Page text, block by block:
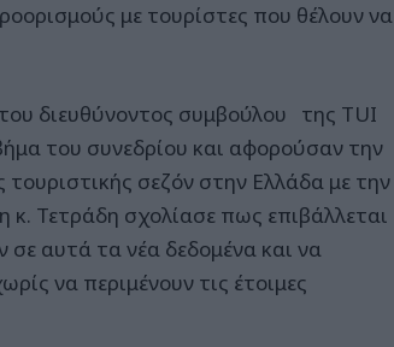
με τουρίστες που θέλουν να
διευθύνοντος συμβούλου της TUI
του συνεδρίου και αφορούσαν την
σεζόν στην Ελλάδα με την
Τετράδη σχολίασε πως επιβάλλεται
αυτά τα νέα δεδομένα και να
να περιμένουν τις έτοιμες